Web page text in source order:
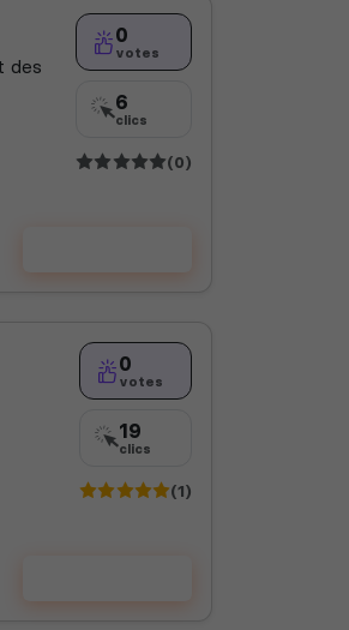
des
0
votes
6
clics
(0)
0
votes
19
clics
(1)